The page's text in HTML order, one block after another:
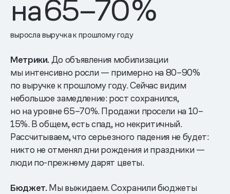
на65–70%
выросла выручка к прошлому году
Метрики. До объявления мобилизации
мы интенсивно росли — примерно на 80–90%
по выручке к прошлому году. Сейчас видим
небольшое замедление: рост сохранился,
но на уровне 65–70%. Продажи просели на 10–
15%. В общем, есть спад, но некритичный.
Рассчитываем, что серьезного падения не будет:
никто не отменял дни рождения и праздники —
люди по-прежнему дарят цветы.
Бюджет. Мы выжидаем. Сохранили бюджеты